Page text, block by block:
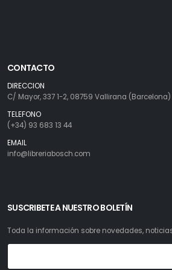
CONTACTO
DIRECCION
C/ Mayor, 337 1-2, 08759 Vallirana (Barcelona)
TELEFONO
(+34) 93 683 13 44
EMAIL
info@libreriabosch.com
SUSCRIBETE A NUESTRO BOLETÍN
Toda la información sobre novedades,